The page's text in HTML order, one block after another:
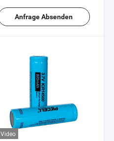
Anfrage Absenden
Video